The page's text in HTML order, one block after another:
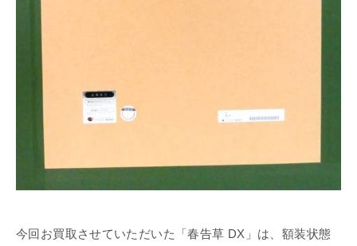
今回お買取させていただいた「春告草 DX」は、額装状態